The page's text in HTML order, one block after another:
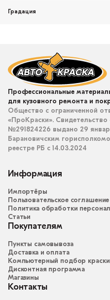
Градация
Профессиональные
для кузовного ремонта и
Общество с ограниченной
«ПроКраски». Свидетельство
№291824226 выдано 29
Барановичским
реестре РБ с 14.03.2024
Информация
Импортёры
Пользовательское соглашение
Политика обработки
Статьи
Покупателям
Пункты самовывоза
Доставка и оплата
Компьютерный подбор краски
Дисконтная программа
Магазины
Контакты